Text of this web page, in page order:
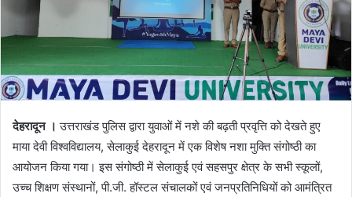
देहरादून । उत्तराखंड पुलिस द्वारा युवाओं में नशे की बढ़ती प्रवृत्ति को देखते हुए
माया देवी विश्वविद्यालय, सेलाकुई देहरादून में एक विशेष नशा मुक्ति संगोष्ठी का
आयोजन किया गया। इस संगोष्ठी में सेलाकुई एवं सहसपुर क्षेत्र के सभी स्कूलों,
उच्च शिक्षण संस्थानों, पी.जी. हॉस्टल संचालकों एवं जनप्रतिनिधियों को आमंत्रित